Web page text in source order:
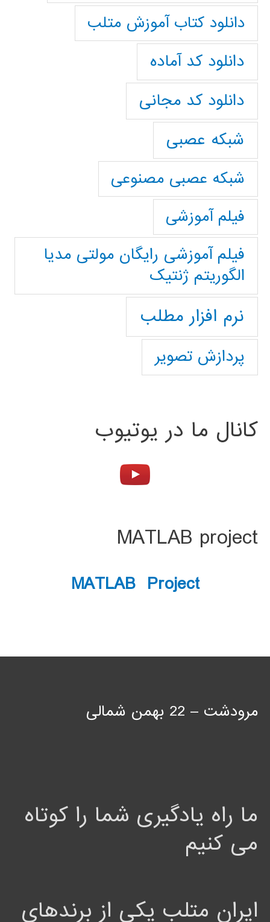
دانلود کتاب آموزش متلب
دانلود کد آماده
دانلود کد مجانی
شبکه عصبی
شبکه عصبی مصنوعی
فیلم آموزشی
فیلم آموزشی رایگان مولتی مدیا
الگوریتم ژنتیک
نرم افزار مطلب
پردازش تصویر
کانال ما در یوتیوب
MATLAB project
MATLAB Project
مرودشت – 22 بهمن شمالی
ما راه یادگیری شما را کوتاه
می کنیم
ایران متلب یکی از برندهای